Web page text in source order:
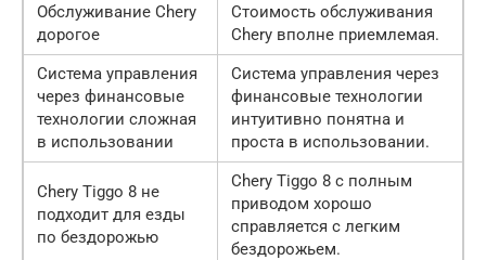
Обслуживание Chery
дорогое
Стоимость обслуживания
Chery вполне приемлемая.
Система управления
через финансовые
технологии сложная
в использовании
Система управления через
финансовые технологии
интуитивно понятна и
проста в использовании.
Chery Tiggo 8 не
подходит для езды
по бездорожью
Chery Tiggo 8 с полным
приводом хорошо
справляется с легким
бездорожьем.